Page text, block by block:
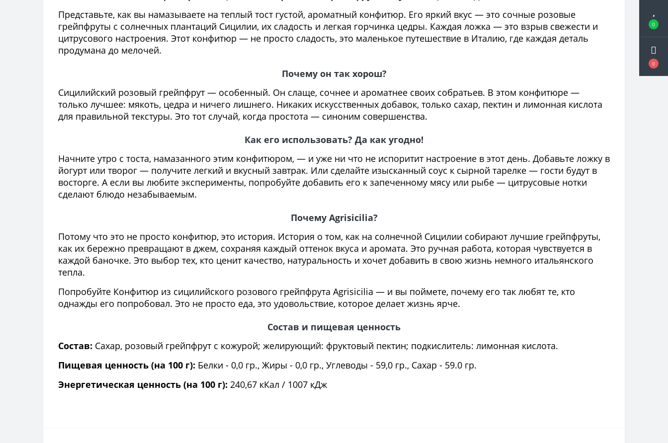
0
0
Представьте, как вы намазываете на теплый тост густой, ароматный конфитюр. Его яркий вкус — это сочные розовые
грейпфруты с солнечных плантаций Сицилии, их сладость и легкая горчинка цедры. Каждая ложка — это взрыв свежести и
цитрусового настроения. Этот конфитюр — не просто сладость, это маленькое путешествие в Италию, где каждая деталь
продумана до мелочей.
Почему он так хорош?
Сицилийский розовый грейпфрут — особенный. Он слаще, сочнее и ароматнее своих собратьев. В этом конфитюре —
только лучшее: мякоть, цедра и ничего лишнего. Никаких искусственных добавок, только сахар, пектин и лимонная кислота
для правильной текстуры. Это тот случай, когда простота — синоним совершенства.
Как его использовать? Да как угодно!
Начните утро с тоста, намазанного этим конфитюром, — и уже ни что не испоритит настроение в этот день. Добавьте ложку в
йогурт или творог — получите легкий и вкусный завтрак. Или сделайте изысканный соус к сырной тарелке — гости будут в
восторге. А если вы любите эксперименты, попробуйте добавить его к запеченному мясу или рыбе — цитрусовые нотки
сделают блюдо незабываемым.
Почему Agrisicilia?
Потому что это не просто конфитюр, это история. История о том, как на солнечной Сицилии собирают лучшие грейпфруты,
как их бережно превращают в джем, сохраняя каждый оттенок вкуса и аромата. Это ручная работа, которая чувствуется в
каждой баночке. Это выбор тех, кто ценит качество, натуральность и хочет добавить в свою жизнь немного итальянского
тепла.
Попробуйте Конфитюр из сицилийского розового грейпфрута Agrisicilia — и вы поймете, почему его так любят те, кто
однажды его попробовал. Это не просто еда, это удовольствие, которое делает жизнь ярче.
Состав и пищевая ценность
Состав: Сахар, розовый грейпфрут с кожурой; желирующий: фруктовый пектин; подкислитель: лимонная кислота.
Пищевая ценность (на 100 г): Белки - 0,0 гр., Жиры - 0,0 гр., Углеводы - 59,0 гр., Сахар - 59.0 гр.
Энергетическая ценность (на 100 г): 240,67 кКал / 1007 кДж